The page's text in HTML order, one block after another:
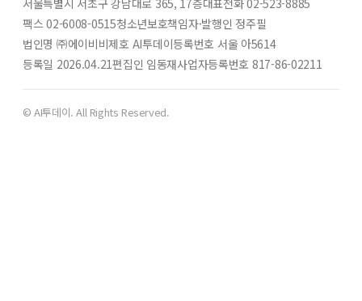
서울특별시 서초구 강남대로 365, 17층대표전화 02-523-8885
팩스 02-6008-0515청소년보호책임자·발행인 정주필
법인명 ㈜에이비비제호 AI투데이등록번호 서울 아5614
등록일 2026.04.21편집인 임동재사업자등록번호 817-86-02211
© AI투데이. All Rights Reserved.